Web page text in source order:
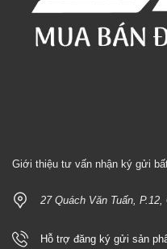
Giới thiệu tư vấn nhận ký gửi
27 Quách Văn Tuấn,
Hỗ trợ đăng ký gửi sản